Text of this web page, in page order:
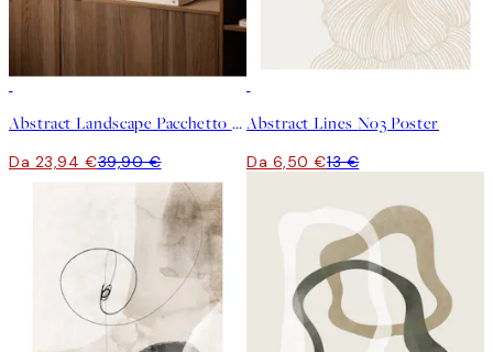
Abstract Landscape Pacchetto di Poster
Da 23,94 €39,90 €
Abstract Lines No3 Poster
Da 6,50 €13 €